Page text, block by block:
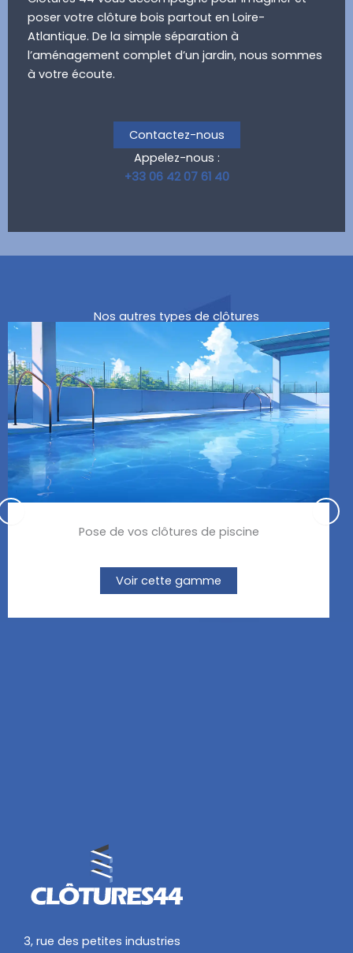
poser votre clôture bois partout en Loire-
Atlantique. De la simple séparation à
l’aménagement complet d’un jardin, nous sommes
à votre écoute.
Contactez-nous
Appelez-nous :
+33 06 42 07 61 40
Nos autres types de clôtures
Pose de vos clôtures de piscine
Voir cette gamme
3, rue des petites industries